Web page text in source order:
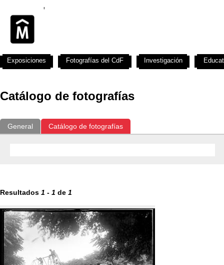
Catálogo de fotografías
General Catálogo de fotografías
Resultados 1 - 1 de 1
Exposiciones Fotografías del CdF Investigación